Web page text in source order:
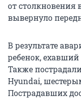
от столкновения
вывернуло
В результате
ребенок,
Также
Hyundai,
Пострадавших